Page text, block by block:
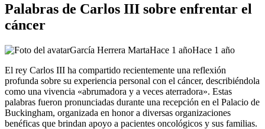
Palabras de Carlos III sobre enfrentar el
cáncer
García Herrera MartaHace 1 añoHace 1 año
El rey Carlos III ha compartido recientemente una reflexión
profunda sobre su experiencia personal con el cáncer, describiéndola
como una vivencia «abrumadora y a veces aterradora». Estas
palabras fueron pronunciadas durante una recepción en el Palacio de
Buckingham, organizada en honor a diversas organizaciones
benéficas que brindan apoyo a pacientes oncológicos y sus familias.